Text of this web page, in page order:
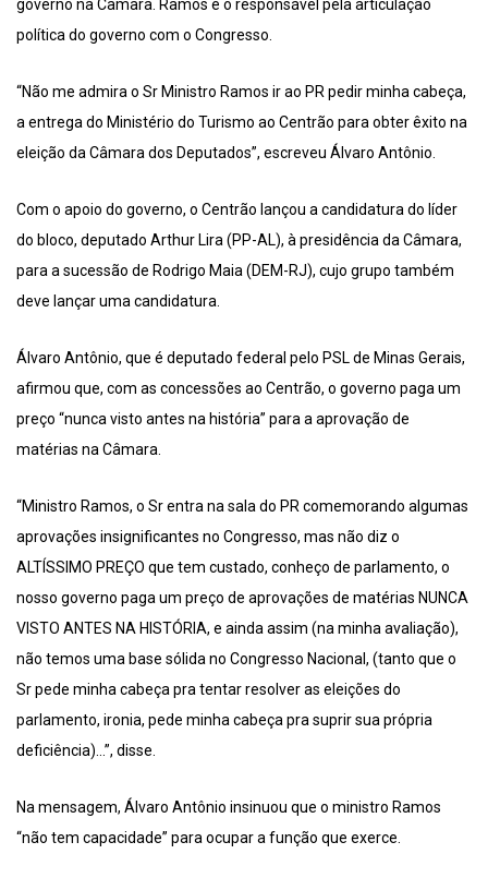
governo na Câmara. Ramos é o responsável pela articulação
política do governo com o Congresso.
“Não me admira o Sr Ministro Ramos ir ao PR pedir minha cabeça,
a entrega do Ministério do Turismo ao Centrão para obter êxito na
eleição da Câmara dos Deputados”, escreveu Álvaro Antônio.
Com o apoio do governo, o Centrão lançou a candidatura do líder
do bloco, deputado Arthur Lira (PP-AL), à presidência da Câmara,
para a sucessão de Rodrigo Maia (DEM-RJ), cujo grupo também
deve lançar uma candidatura.
Álvaro Antônio, que é deputado federal pelo PSL de Minas Gerais,
afirmou que, com as concessões ao Centrão, o governo paga um
preço “nunca visto antes na história” para a aprovação de
matérias na Câmara.
“Ministro Ramos, o Sr entra na sala do PR comemorando algumas
aprovações insignificantes no Congresso, mas não diz o
ALTÍSSIMO PREÇO que tem custado, conheço de parlamento, o
nosso governo paga um preço de aprovações de matérias NUNCA
VISTO ANTES NA HISTÓRIA, e ainda assim (na minha avaliação),
não temos uma base sólida no Congresso Nacional, (tanto que o
Sr pede minha cabeça pra tentar resolver as eleições do
parlamento, ironia, pede minha cabeça pra suprir sua própria
deficiência)…”, disse.
Na mensagem, Álvaro Antônio insinuou que o ministro Ramos
“não tem capacidade” para ocupar a função que exerce.